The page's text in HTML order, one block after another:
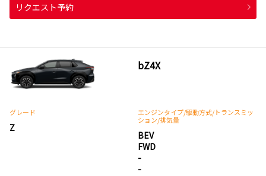
リクエスト予約
bZ4X
グレード
Z
エンジンタイプ/駆動方式/トランスミッ
ション/排気量
BEV
FWD
-
-